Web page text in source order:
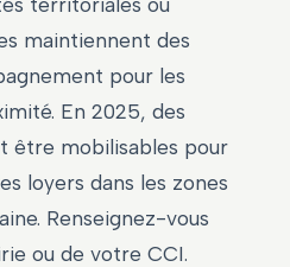
maintiennent des
pour les
En 2025, des
être mobilisables pour
loyers dans les zones
Renseignez-vous
ou de votre CCI.